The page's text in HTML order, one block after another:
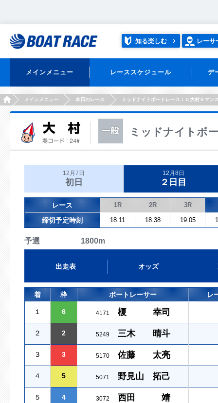
知る楽しむ レーサ
メインメニュー レーススケジュール デ
HOMEメインメニュー 本日のレース ミッドナイトボートレースｉｎ大村６マン
ミッドナイトボ
12月7日
初日
12月8日
２日目
レース 1R 2R 3R
締切予定時刻 18:11 18:38 19:05
予選 1800m
出走表 オッズ
着 枠 ボートレーサー レ
１ 6 4171 榎 幸司
２ 2 5249 三木 晴斗
３ 3 5170 佐藤 太亮
４ 5 5071 野見山 拓己
５ 4 3072 西田 靖